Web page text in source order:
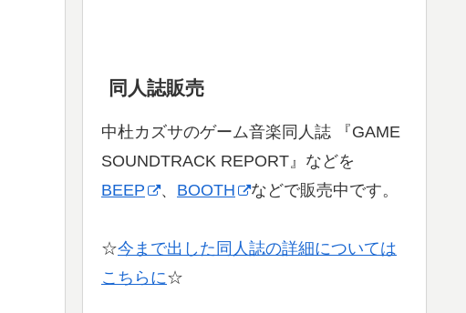
同人誌販売
中杜カズサのゲーム音楽同人誌 『GAME
SOUNDTRACK REPORT』などを
BEEP
、 BOOTH などで販売中です。
☆今まで出した同人誌の詳細については
こちらに☆